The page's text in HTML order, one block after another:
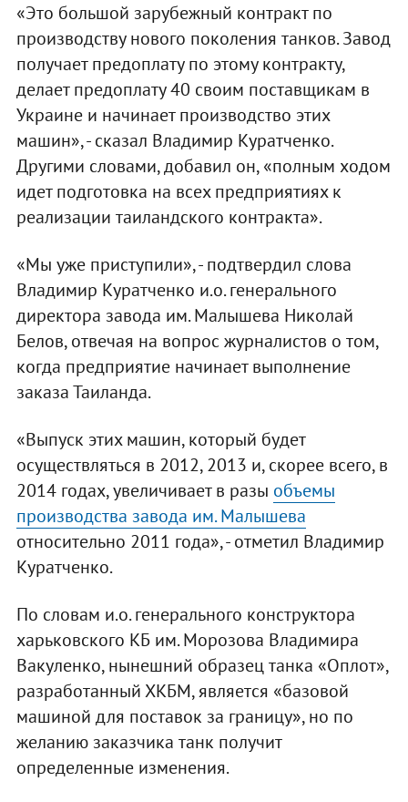
«Это большой зарубежный контракт по
производству нового поколения танков. Завод
получает предоплату по этому контракту,
делает предоплату 40 своим поставщикам в
Украине и начинает производство этих
машин», - сказал Владимир Куратченко.
Другими словами, добавил он, «полным ходом
идет подготовка на всех предприятиях к
реализации таиландского контракта».
«Мы уже приступили», - подтвердил слова
Владимир Куратченко и.о. генерального
директора завода им. Малышева Николай
Белов, отвечая на вопрос журналистов о том,
когда предприятие начинает выполнение
заказа Таиланда.
«Выпуск этих машин, который будет
осуществляться в 2012, 2013 и, скорее всего, в
2014 годах, увеличивает в разы объемы
производства завода им. Малышева
относительно 2011 года», - отметил Владимир
Куратченко.
По словам и.о. генерального конструктора
харьковского КБ им. Морозова Владимира
Вакуленко, нынешний образец танка «Оплот»,
разработанный ХКБМ, является «базовой
машиной для поставок за границу», но по
желанию заказчика танк получит
определенные изменения.